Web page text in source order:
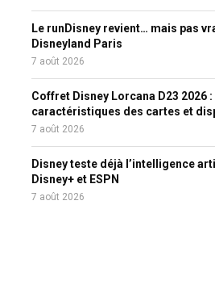
Le runDisney revient… mais pas
Disneyland Paris
7 août 2026
Coffret Disney Lorcana D23 2026
caractéristiques des cartes et
7 août 2026
Disney teste déjà l’intelligence
Disney+ et ESPN
7 août 2026